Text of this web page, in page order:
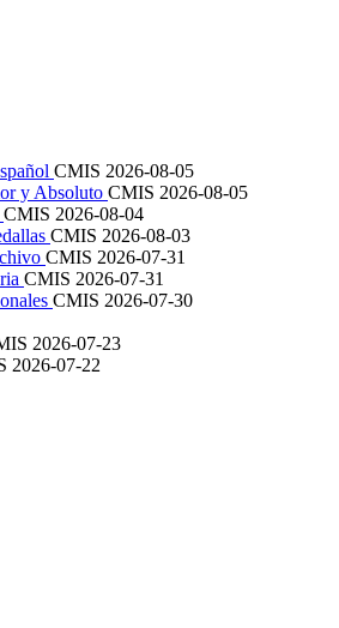
CMIS 2026-08-05
y Absoluto CMIS 2026-08-05
CMIS 2026-08-04
CMIS 2026-08-03
CMIS 2026-07-31
CMIS 2026-07-31
CMIS 2026-07-30
2026-07-23
2026-07-22